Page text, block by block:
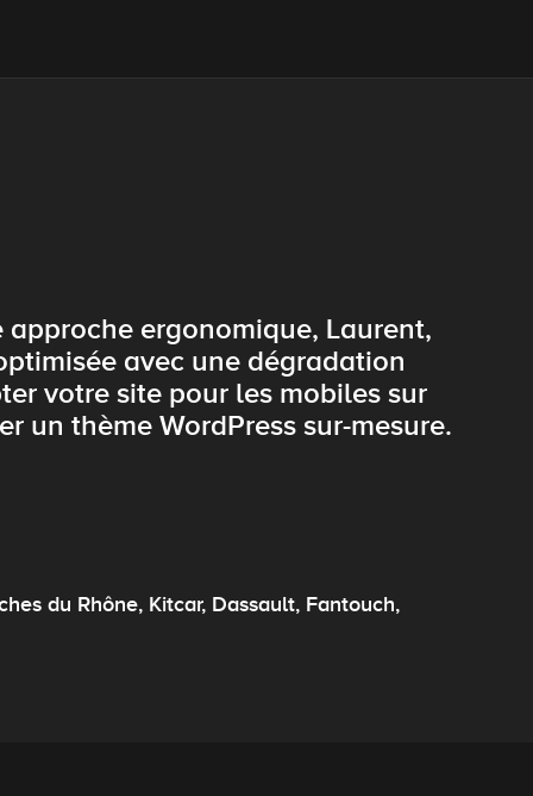
ergonomique, Laurent,
avec une dégradation
votre site pour les mobiles sur
un thème WordPress sur-mesure.
du Rhône, Kitcar, Dassault, Fantouch,